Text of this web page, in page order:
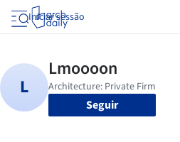
Iniciar sessão
Seguir